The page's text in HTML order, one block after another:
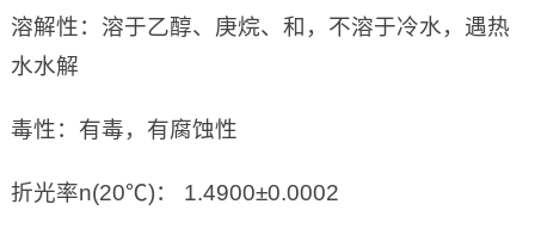
溶解性：溶于乙醇、庚烷、和，不溶于冷水，遇热
水水解
毒性：有毒，有腐蚀性
折光率n(20℃)： 1.4900±0.0002